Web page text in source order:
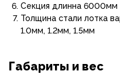
Секция длинна 6000мм
Толщина стали лотка
1.0мм, 1.2мм, 1.5мм
Габариты и вес